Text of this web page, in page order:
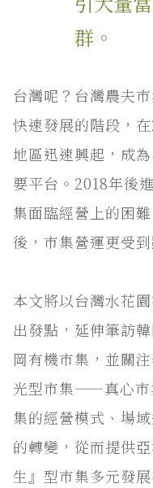
群。
台灣呢？台灣農夫
快速發展的階段，
地區迅速興起，成
要平台。2018年後
集面臨經營上的困
後，市集營運更受
本文將以台灣水花
出發點，延伸筆訪
岡有機市集，並關
光型市集——真心市
集的經營模式、場
的轉變，從而提供
生』型市集多元發